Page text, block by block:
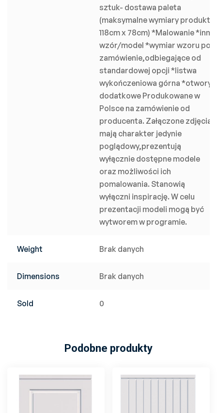
sztuk- dostawa paleta
(maksymalne wymiary produktu
118cm x 78cm) *Malowanie *inny
wzór/model *wymiar wzoru pod
zamówienie,odbiegające od
standardowej opcji *listwa
wykończeniowa górna *otwory
dodatkowe Produkowane w
Polsce na zamówienie od
producenta. Załączone zdjęcia
mają charakter jedynie
poglądowy,prezentują
wyłącznie dostępne modele
oraz możliwości ich
pomalowania. Stanowią
wyłączni inspirację. W celu
prezentacji modeli mogą być
wytworem w programie.
Weight Brak danych
Dimensions Brak danych
Sold 0
Podobne produkty